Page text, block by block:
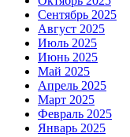
Сентябрь 2025
Август 2025
Июль 2025
Июнь 2025
Май 2025
Апрель 2025
Март 2025
Февраль 2025
Январь 2025